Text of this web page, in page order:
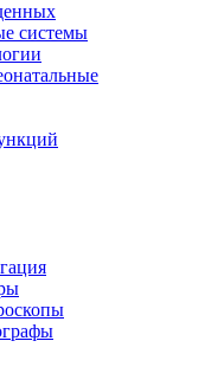
системы